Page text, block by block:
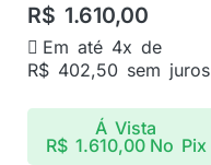
R$ 1.610,00
Em até 4x de
R$ 402,50 sem juros
Á Vista
R$1.610,00 No Pix